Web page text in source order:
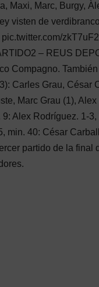
Maxi, Marc, Burgy,
visten de
– REUS
Compagno.
Carles Grau, César
Marc Grau (1),
Alex Rodríguez. 1-
min. 40: César
partido de la